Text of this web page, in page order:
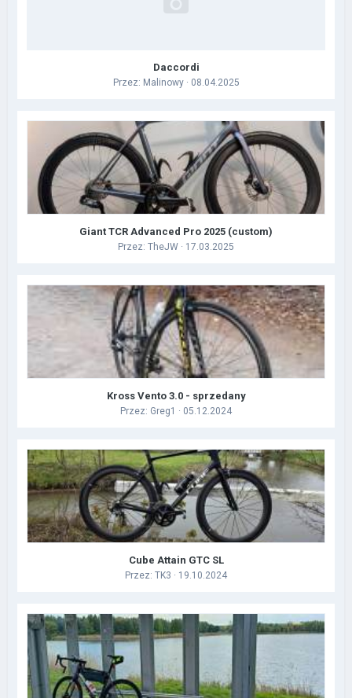
Daccordi
Przez: Malinowy· 08.04.2025
Giant TCR Advanced Pro 2025 (custom)
Przez: TheJW · 17.03.2025
Kross Vento 3.0 - sprzedany
Przez: Greg1 · 05.12.2024
Cube Attain GTC SL
Przez: TK3 · 19.10.2024